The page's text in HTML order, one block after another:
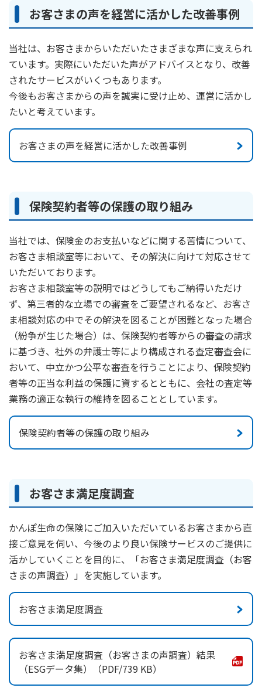
お客さまの声を経営に活かした改善事例
当社は、お客さまからいただいたさまざまな声に支えられ
ています。実際にいただいた声がアドバイスとなり、改善
されたサービスがいくつもあります。
今後もお客さまからの声を誠実に受け止め、運営に活かし
たいと考えています。
お客さまの声を経営に活かした改善事例
保険契約者等の保護の取り組み
当社では、保険金のお支払いなどに関する苦情について、
お客さま相談室等において、その解決に向けて対応させて
いただいております。
お客さま相談室等の説明ではどうしてもご納得いただけ
ず、第三者的な立場での審査をご要望されるなど、お客さ
ま相談対応の中でその解決を図ることが困難となった場合
（紛争が生じた場合）は、保険契約者等からの審査の請求
に基づき、社外の弁護士等により構成される査定審査会に
おいて、中立かつ公平な審査を行うことにより、保険契約
者等の正当な利益の保護に資するとともに、会社の査定等
業務の適正な執行の維持を図ることとしています。
保険契約者等の保護の取り組み
お客さま満足度調査
かんぽ生命の保険にご加入いただいているお客さまから直
接ご意見を伺い、今後のより良い保険サービスのご提供に
活かしていくことを目的に、「お客さま満足度調査（お客
さまの声調査）」を実施しています。
お客さま満足度調査
お客さま満足度調査（お客さまの声調査）結果
（ESGデータ集）
739 KB